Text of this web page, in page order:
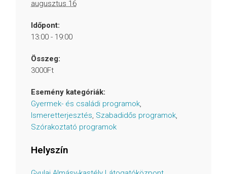
augusztus 16
Időpont:
13:00 - 19:00
Összeg:
3000Ft
Esemény kategóriák:
Gyermek- és családi programok,
Ismeretterjesztés, Szabadidős programok,
Szórakoztató programok
Helyszín